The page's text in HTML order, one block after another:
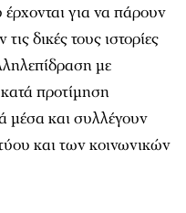
έρχονται για να πάρουν
δικές τους ιστορίες
με
προτίμηση
μέσα και συλλέγουν
και των κοινωνικών